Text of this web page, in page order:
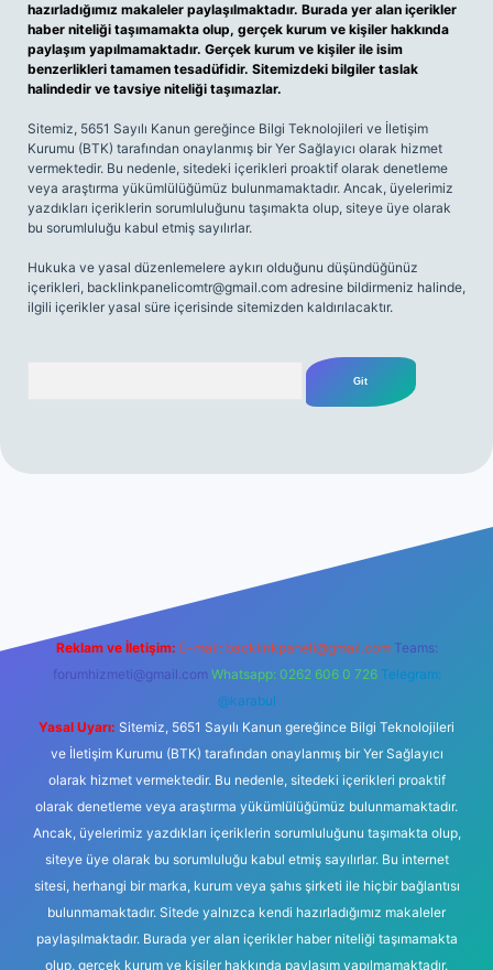
hazırladığımız makaleler paylaşılmaktadır. Burada yer alan içerikler
haber niteliği taşımamakta olup, gerçek kurum ve kişiler hakkında
paylaşım yapılmamaktadır. Gerçek kurum ve kişiler ile isim
benzerlikleri tamamen tesadüfidir. Sitemizdeki bilgiler taslak
halindedir ve tavsiye niteliği taşımazlar.
Sitemiz, 5651 Sayılı Kanun gereğince Bilgi Teknolojileri ve İletişim
Kurumu (BTK) tarafından onaylanmış bir Yer Sağlayıcı olarak hizmet
vermektedir. Bu nedenle, sitedeki içerikleri proaktif olarak denetleme
veya araştırma yükümlülüğümüz bulunmamaktadır. Ancak, üyelerimiz
yazdıkları içeriklerin sorumluluğunu taşımakta olup, siteye üye olarak
bu sorumluluğu kabul etmiş sayılırlar.
Hukuka ve yasal düzenlemelere aykırı olduğunu düşündüğünüz
içerikleri, backlinkpanelicomtr@gmail.com adresine bildirmeniz halinde,
ilgili içerikler yasal süre içerisinde sitemizden kaldırılacaktır.
Reklam ve İletişim: E-mail: backlinkpaneli@gmail.com Teams:
forumhizmeti@gmail.com Whatsapp: 0262 606 0 726 Telegram:
@karabul
Yasal Uyarı: Sitemiz, 5651 Sayılı Kanun gereğince Bilgi Teknolojileri
ve İletişim Kurumu (BTK) tarafından onaylanmış bir Yer Sağlayıcı
olarak hizmet vermektedir. Bu nedenle, sitedeki içerikleri proaktif
olarak denetleme veya araştırma yükümlülüğümüz bulunmamaktadır.
Ancak, üyelerimiz yazdıkları içeriklerin sorumluluğunu taşımakta olup,
siteye üye olarak bu sorumluluğu kabul etmiş sayılırlar. Bu internet
sitesi, herhangi bir marka, kurum veya şahıs şirketi ile hiçbir bağlantısı
bulunmamaktadır. Sitede yalnızca kendi hazırladığımız makaleler
paylaşılmaktadır. Burada yer alan içerikler haber niteliği taşımamakta
olup, gerçek kurum ve kişiler hakkında paylaşım yapılmamaktadır.